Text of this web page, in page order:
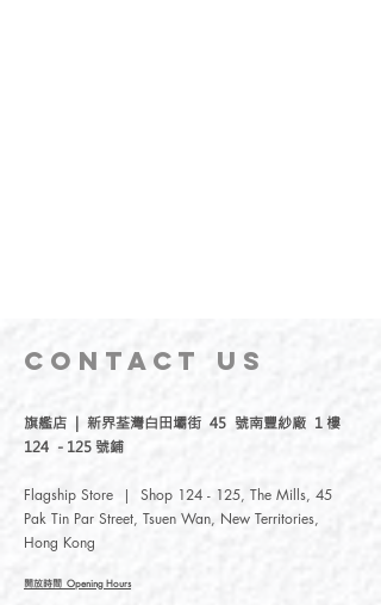
CONTACT US
旗艦店 | 新界荃灣白田壩街 45 號南豐紗廠 1 樓
124 - 125 號鋪
Flagship Store | Shop 124 - 125, The Mills, 45
Pak Tin Par Street, Tsuen Wan, New Territories,
Hong Kong
開放時間 Opening Hours